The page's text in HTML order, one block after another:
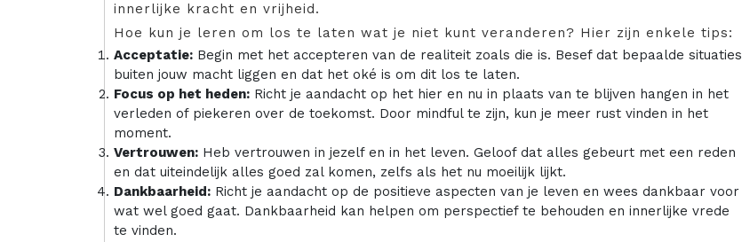
innerlijke kracht en vrijheid.
Hoe kun je leren om los te laten wat je niet kunt veranderen? Hier zijn enkele tips:
Acceptatie: Begin met het accepteren van de realiteit zoals die is. Besef dat bepaalde situaties
buiten jouw macht liggen en dat het oké is om dit los te laten.
Focus op het heden: Richt je aandacht op het hier en nu in plaats van te blijven hangen in het
verleden of piekeren over de toekomst. Door mindful te zijn, kun je meer rust vinden in het
moment.
Vertrouwen: Heb vertrouwen in jezelf en in het leven. Geloof dat alles gebeurt met een reden
en dat uiteindelijk alles goed zal komen, zelfs als het nu moeilijk lijkt.
Dankbaarheid: Richt je aandacht op de positieve aspecten van je leven en wees dankbaar voor
wat wel goed gaat. Dankbaarheid kan helpen om perspectief te behouden en innerlijke vrede
te vinden.